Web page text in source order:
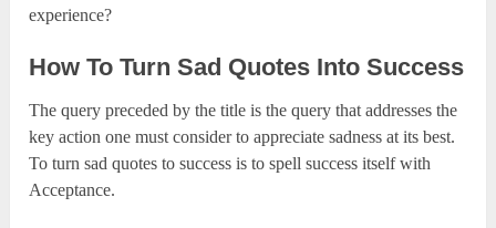
experience?
How To Turn Sad Quotes Into Success
The query preceded by the title is the query that addresses the
key action one must consider to appreciate sadness at its best.
To turn sad quotes to success is to spell success itself with
Acceptance.